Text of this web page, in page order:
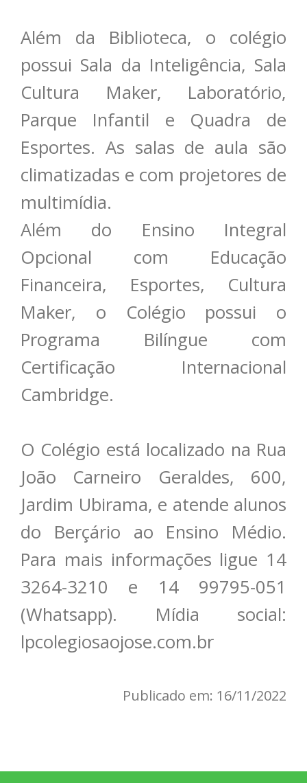
Além da Biblioteca, o colégio
possui Sala da Inteligência, Sala
Cultura Maker, Laboratório,
Parque Infantil e Quadra de
Esportes. As salas de aula são
climatizadas e com projetores de
multimídia.
Além do Ensino Integral
Opcional com Educação
Financeira, Esportes, Cultura
Maker, o Colégio possui o
Programa Bilíngue com
Certificação Internacional
Cambridge.
O Colégio está localizado na Rua
João Carneiro Geraldes, 600,
Jardim Ubirama, e atende alunos
do Berçário ao Ensino Médio.
Para mais informações ligue 14
3264-3210 e 14 99795-051
(Whatsapp). Mídia social:
lpcolegiosaojose.com.br
Publicado em: 16/11/2022